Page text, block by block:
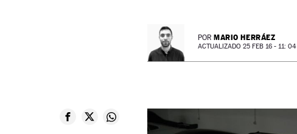
POR MARIO HERRÁEZ
ACTUALIZADO 25 FEB 16 - 11: 04